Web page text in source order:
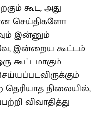
கூட, அது
செய்திகளோ
இன்னும்
இன்றைய கூட்டம்
கூட்டமாகும்.
நிலையில்,
விவாதித்து